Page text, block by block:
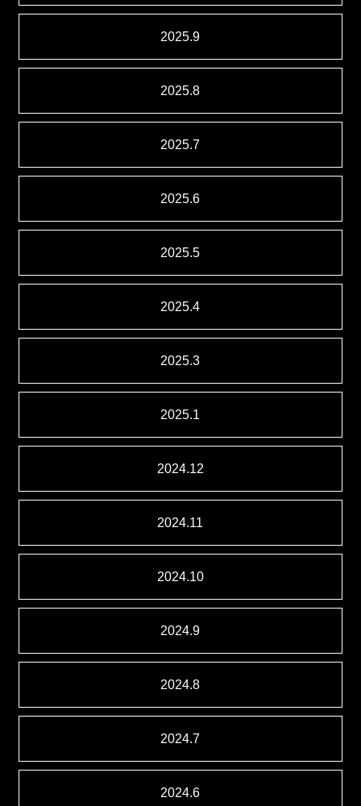
2025.9
2025.8
2025.7
2025.6
2025.5
2025.4
2025.3
2025.1
2024.12
2024.11
2024.10
2024.9
2024.8
2024.7
2024.6